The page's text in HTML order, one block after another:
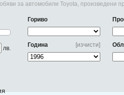
за автомобили Toyota, произведени
лв.
Гориво
[изчисти]
Година